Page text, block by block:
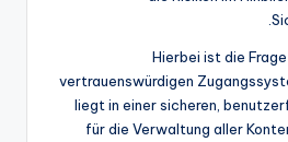
Hierbei ist die
vertrauenswürdigen
liegt in einer sicheren,
für die Verwaltung aller